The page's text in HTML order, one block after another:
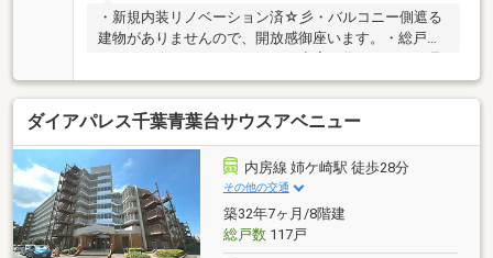
・新規内装リノベーション済☆彡・バルコニー側遮る
建物がありませんので、開放感御座います。・総戸数
学可能です。 お気軽にお問い合わせ下さい!!
ダイアパレス千葉青葉台サウスアベニュー
内房線 姉ケ崎駅 徒歩28分
その他の交通
築32年7ヶ月/8階建
総戸数117戸